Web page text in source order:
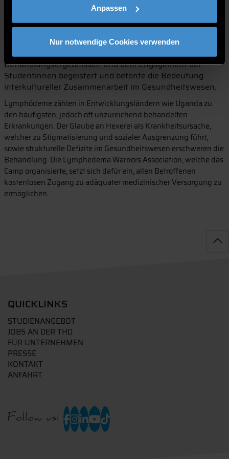
Anpassen
Nur notwendige Cookies verwenden
Durch den Einsatz erwarben die Studentinnen wertvolles
Praxiswissen in einem tropischen Gesundheitssystem mit
eingeschränkten Ressourcen. Prof. Dr. Israel Kafeero,
Präsident der Bugema Universität, zeigte sich von den
Behandlungsergebnissen und dem Engagement der
Studentinnen begeistert und betonte die Bedeutung
interkultureller Zusammenarbeit im Gesundheitswesen.
Lymphödeme zählen in Entwicklungsländern wie Uganda zu
den häufigsten, jedoch oft unzureichend behandelten
Erkrankungen. Der Glaube an Hexerei als Krankheitsursache,
welcher zu Stigmatisierung und sozialer Ausgrenzung führt,
sowie strukturelle Defizite im Gesundheitswesen erschweren die
Behandlung. Die Lymphedema Warriors Association, welche das
Camp organisierte, setzt sich dafür ein, allen Betroffenen
kostenlosen Zugang zu adäquater medizinischer Versorgung zu
ermöglichen.
QUICKLINKS
STUDIENANGEBOT
JOBS AN DER THD
FÜR UNTERNEHMEN
PRESSE
KONTAKT
ANFAHRT
Follow us: